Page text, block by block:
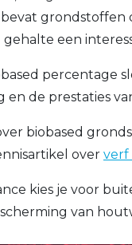
gehalte een
percentage
en de prestaties
biobased
over verf
kies je voor
van